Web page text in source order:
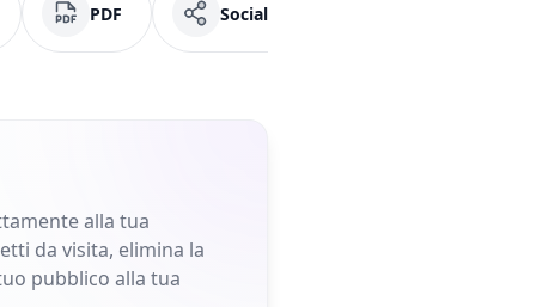
PDF Social Media
alla tua
da visita, elimina la
pubblico alla tua